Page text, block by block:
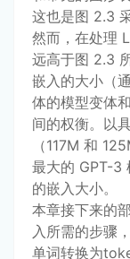
这也是图 2.3
然而，在处理
远高于图 2.3
嵌入的大小（
体的模型变体
间的权衡。以
（117M 和
最大的 GPT-3
的嵌入大小。
本章接下来的
入所需的步骤
单词转换为